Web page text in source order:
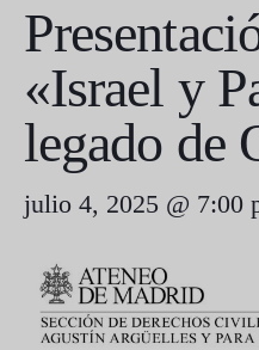
«Israel y
legado de
julio 4, 2025 @ 7:00